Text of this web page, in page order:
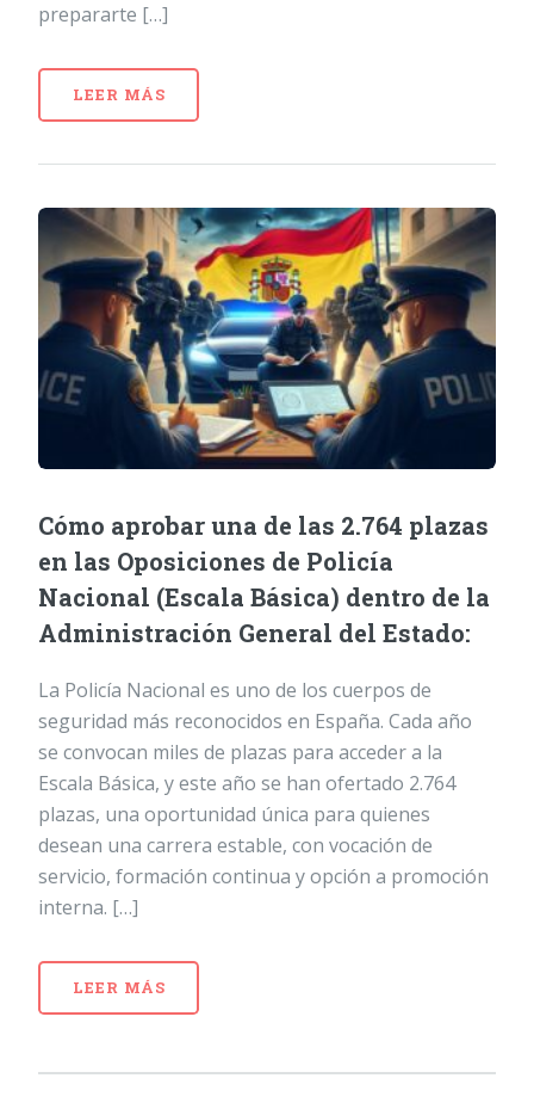
prepararte […]
LEER MÁS
Cómo aprobar una de las 2.764 plazas
en las Oposiciones de Policía
Nacional (Escala Básica) dentro de la
Administración General del Estado:
La Policía Nacional es uno de los cuerpos de
seguridad más reconocidos en España. Cada año
se convocan miles de plazas para acceder a la
Escala Básica, y este año se han ofertado 2.764
plazas, una oportunidad única para quienes
desean una carrera estable, con vocación de
servicio, formación continua y opción a promoción
interna. […]
LEER MÁS